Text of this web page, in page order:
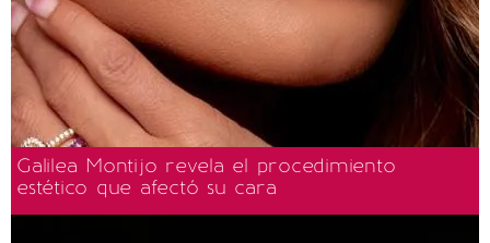
Galilea Montijo revela el procedimiento
estético que afectó su cara